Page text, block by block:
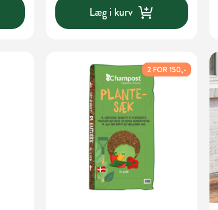
Læg i kurv
2 FOR 150,-